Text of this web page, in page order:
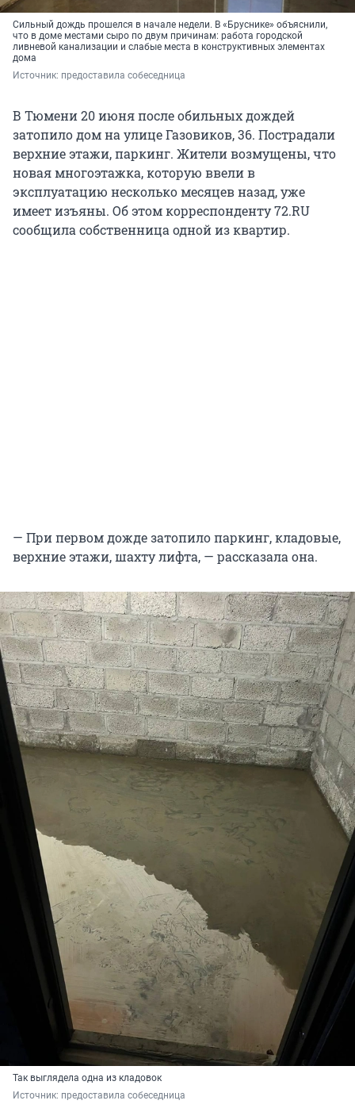
Сильный дождь прошелся в начале недели. В «Бруснике» объяснили,
что в доме местами сыро по двум причинам: работа городской
ливневой канализации и слабые места в конструктивных элементах
дома
Источник: предоставила собеседница
В Тюмени 20 июня после обильных дождей
затопило дом на улице Газовиков, 36. Пострадали
верхние этажи, паркинг. Жители возмущены, что
новая многоэтажка, которую ввели в
эксплуатацию несколько месяцев назад, уже
имеет изъяны. Об этом корреспонденту 72.RU
сообщила собственница одной из квартир.
— При первом дожде затопило паркинг, кладовые,
верхние этажи, шахту лифта, — рассказала она.
Так выглядела одна из кладовок
Источник: предоставила собеседница